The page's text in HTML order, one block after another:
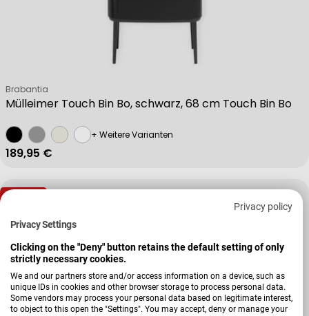
Privacy policy
Privacy Settings
Clicking on the "Deny" button retains the default setting of only
strictly necessary cookies.
We and our partners store and/or access information on a device, such as
unique IDs in cookies and other browser storage to process personal data.
Some vendors may process your personal data based on legitimate interest,
to object to this open the "Settings". You may accept, deny or manage your
Mülleimer Touch Bin Bo, schwarz, 68 cm Touch Bin Bo
Verkäufer:
Brabantia
+ Weitere Varianten
Regulärer Preis
189,95 €